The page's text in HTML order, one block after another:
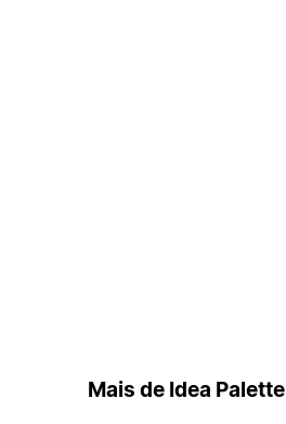
Mais de Idea Palette